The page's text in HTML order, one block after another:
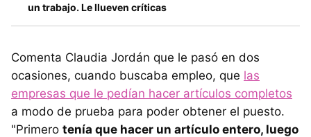
un trabajo. Le llueven críticas
Comenta Claudia Jordán que le pasó en dos
ocasiones, cuando buscaba empleo, que las
empresas que le pedían hacer artículos completos
a modo de prueba para poder obtener el puesto.
"Primero tenía que hacer un artículo entero, luego